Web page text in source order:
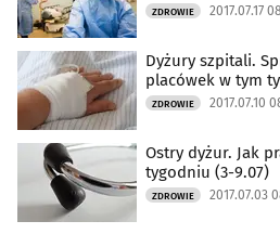
ZDROWIE 2017.07.17
Dyżury szpitali.
placówek w tym
ZDROWIE 2017.07.10
Ostry dyżur. Jak
tygodniu (3-9.07)
ZDROWIE 2017.07.03